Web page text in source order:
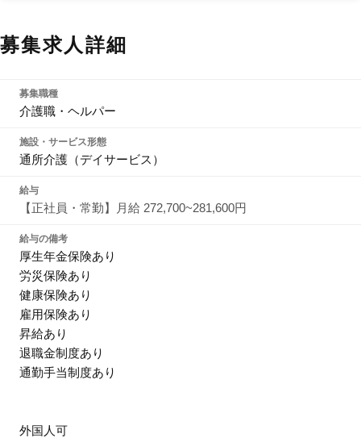
募集求人詳細
募集職種
介護職・ヘルパー
施設・サービス形態
通所介護（デイサービス）
給与
【正社員・常勤】月給 272,700~281,600円
給与の備考
厚生年金保険あり
労災保険あり
健康保険あり
雇用保険あり
昇給あり
退職金制度あり
通勤手当制度あり
外国人可